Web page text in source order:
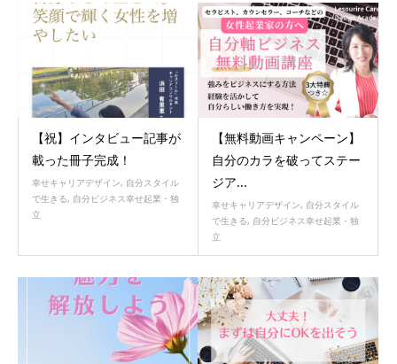
【祝】インタビュー記事が
載った冊子完成！
幸せキャリアデザイン, 自分スタイル
で生きる, 自分ビジネス幸せ起業・独
立
【無料動画キャンペーン】
自分のカラを破ってステー
ジア...
幸せキャリアデザイン, 自分スタイル
で生きる, 自分ビジネス幸せ起業・独
立